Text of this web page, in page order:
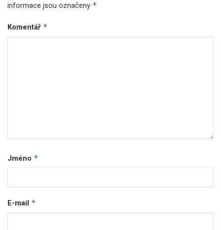
informace jsou označeny *
Komentář *
Jméno *
E-mail *